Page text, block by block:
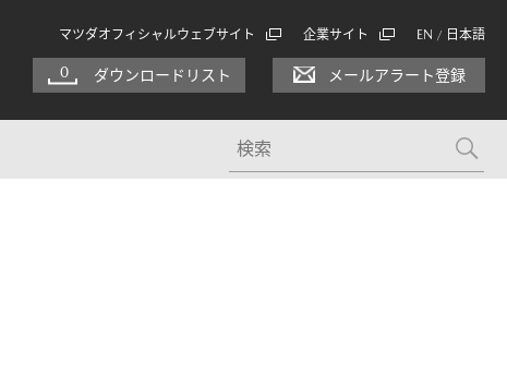
マツダオフィシャルウェブサイト 企業サイト EN / 日本語
0 ダウンロードリスト メールアラート登録